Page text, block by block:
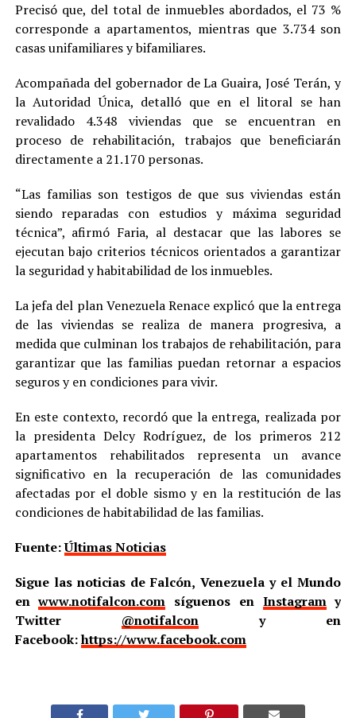
Precisó que, del total de inmuebles abordados, el 73 %
corresponde a apartamentos, mientras que 3.734 son
casas unifamiliares y bifamiliares.
Acompañada del gobernador de La Guaira, José Terán, y
la Autoridad Única, detalló que en el litoral se han
revalidado 4.348 viviendas que se encuentran en
proceso de rehabilitación, trabajos que beneficiarán
directamente a 21.170 personas.
“Las familias son testigos de que sus viviendas están
siendo reparadas con estudios y máxima seguridad
técnica”, afirmó Faria, al destacar que las labores se
ejecutan bajo criterios técnicos orientados a garantizar
la seguridad y habitabilidad de los inmuebles.
La jefa del plan Venezuela Renace explicó que la entrega
de las viviendas se realiza de manera progresiva, a
medida que culminan los trabajos de rehabilitación, para
garantizar que las familias puedan retornar a espacios
seguros y en condiciones para vivir.
En este contexto, recordó que la entrega, realizada por
la presidenta Delcy Rodríguez, de los primeros 212
apartamentos rehabilitados representa un avance
significativo en la recuperación de las comunidades
afectadas por el doble sismo y en la restitución de las
condiciones de habitabilidad de las familias.
Fuente:Últimas Noticias
Sigue las noticias de Falcón, Venezuela y el Mundo
enwww.notifalcon.com síguenos en Instagramy
Twitter @notifalcony en
Facebook:https://www.facebook.com